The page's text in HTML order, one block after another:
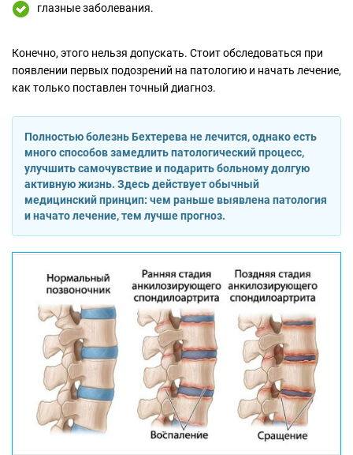
глазные заболевания.
Конечно, этого нельзя допускать. Стоит обследоваться при
появлении первых подозрений на патологию и начать лечение,
как только поставлен точный диагноз.
Полностью болезнь Бехтерева не лечится, однако есть
много способов замедлить патологический процесс,
улучшить самочувствие и подарить больному долгую
активную жизнь. Здесь действует обычный
медицинский принцип: чем раньше выявлена патология
и начато лечение, тем лучше прогноз.